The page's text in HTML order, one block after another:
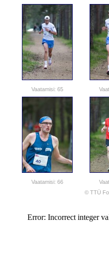
Vaatamisi: 65
Vaatamisi: 66
© TTÜ
Error: Incorrect integer